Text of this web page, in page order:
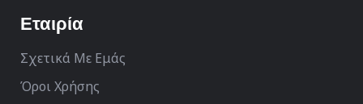
Εταιρία
Σχετικά Με Εμάς
Όροι Χρήσης